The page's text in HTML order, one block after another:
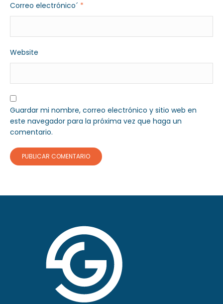
Correo electrónico´ *
Website
Guardar mi nombre, correo electrónico y sitio web en
este navegador para la próxima vez que haga un
comentario.